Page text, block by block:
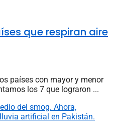
que respiran aire
países con mayor y menor
los 7 que lograron ...